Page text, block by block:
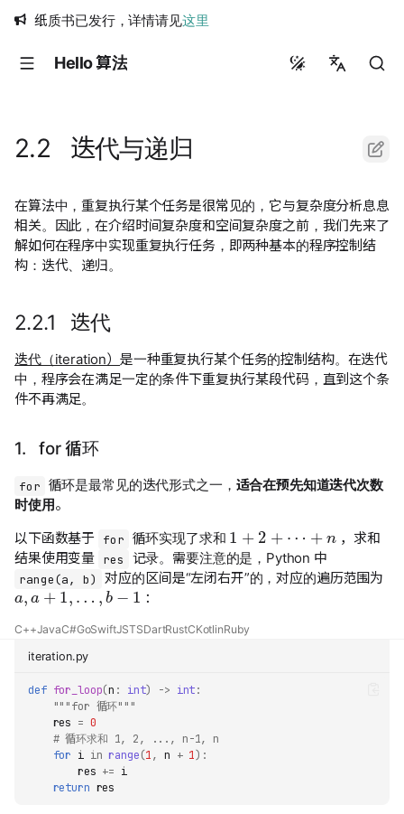
纸质书已发行，详情请见这里
Hello 算法
日本語
Русский
2.2 迭代与递归
在算法中，重复执行某个任务是很常见的，它与复杂度分析息息
相关。因此，在介绍时间复杂度和空间复杂度之前，我们先来了
解如何在程序中实现重复执行任务，即两种基本的程序控制结
构：迭代、递归。
2.2.1 迭代
迭代（iteration）是一种重复执行某个任务的控制结构。在迭代
中，程序会在满足一定的条件下重复执行某段代码，直到这个条
件不再满足。
1. for 循环
for 循环是最常见的迭代形式之一， 适合在预先知道迭代次数
时使用。
以下函数基于 for 循环实现了求和
，求和
结果使用变量 res 记录。需要注意的是，Python 中
range(a, b) 对应的区间是“左闭右开”的，对应的遍历范围为
a,a+1,…,b−1
：
C++JavaC#GoSwiftJSTSDartRustCKotlinRuby
iteration.py
def for_loop(n : int) -> int:
"""for 循环"""
res = 0
# 循环求和 1, 2, ..., n-1, n
for i in range(1, n + 1):
res += i
return res